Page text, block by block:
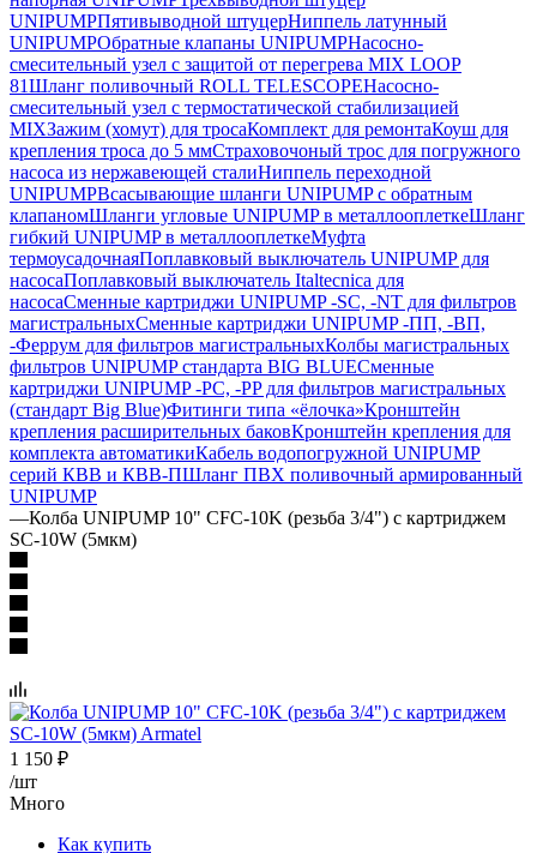
UNIPUMPПятивыводной штуцерНиппель латунный
UNIPUMPОбратные клапаны UNIPUMPНасосно-
смесительный узел с защитой от перегрева MIX LOOP
81Шланг поливочный ROLL TELESCOPEНасосно-
смесительный узел с термостатической стабилизацией
MIXЗажим (хомут) для тросаКомплект для ремонтаКоуш для
крепления троса до 5 ммСтраховочоный трос для погружного
насоса из нержавеющей сталиНиппель переходной
UNIPUMPВсасывающие шланги UNIPUMP с обратным
клапаномШланги угловые UNIPUMP в металлооплеткеШланг
гибкий UNIPUMP в металлооплеткеМуфта
термоусадочнаяПоплавковый выключатель UNIPUMP для
насосаПоплавковый выключатель Italtecnica для
насосаСменные картриджи UNIPUMP -SC, -NT для фильтров
магистральныхСменные картриджи UNIPUMP -ПП, -ВП,
-Феррум для фильтров магистральныхКолбы магистральных
фильтров UNIPUMP стандарта BIG BLUEСменные
картриджи UNIPUMP -PC, -PP для фильтров магистральных
(стандарт Big Blue)Фитинги типа «ёлочка»Кронштейн
крепления расширительных баковКронштейн крепления для
комплекта автоматикиКабель водопогружной UNIPUMP
серий КВВ и КВВ-ПШланг ПВХ поливочный армированный
UNIPUMP
—Колба UNIPUMP 10" CFC-10K (резьба 3/4") с картриджем
SC-10W (5мкм)
1 150 ₽
/шт
Много
Как купить